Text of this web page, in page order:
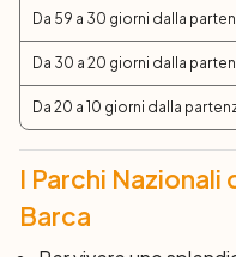
09.00. Partenza
Da 59 a 30 giorni dalla
Da 30 a 20 giorni dalla
Da 20 a 10 giorni dalla
I Parchi Nazionali
Barca